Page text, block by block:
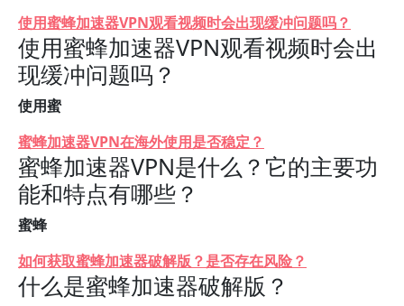
使用蜜蜂加速器VPN观看视频时会出现缓冲问题吗？
使用蜜蜂加速器VPN观看视频时会出
现缓冲问题吗？
使用蜜
蜜蜂加速器VPN在海外使用是否稳定？
蜜蜂加速器VPN是什么？它的主要功
能和特点有哪些？
蜜蜂
如何获取蜜蜂加速器破解版？是否存在风险？
什么是蜜蜂加速器破解版？